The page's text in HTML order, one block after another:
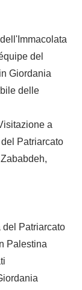
del
Giordania
delle
a
Patriarcato
Patriarcato
Palestina